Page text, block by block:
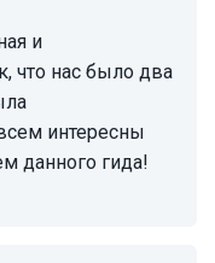
что нас было два
интересны
данного гида!